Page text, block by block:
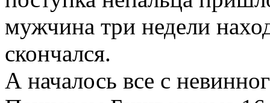
мужчина три недели
скончался.
А началось все с